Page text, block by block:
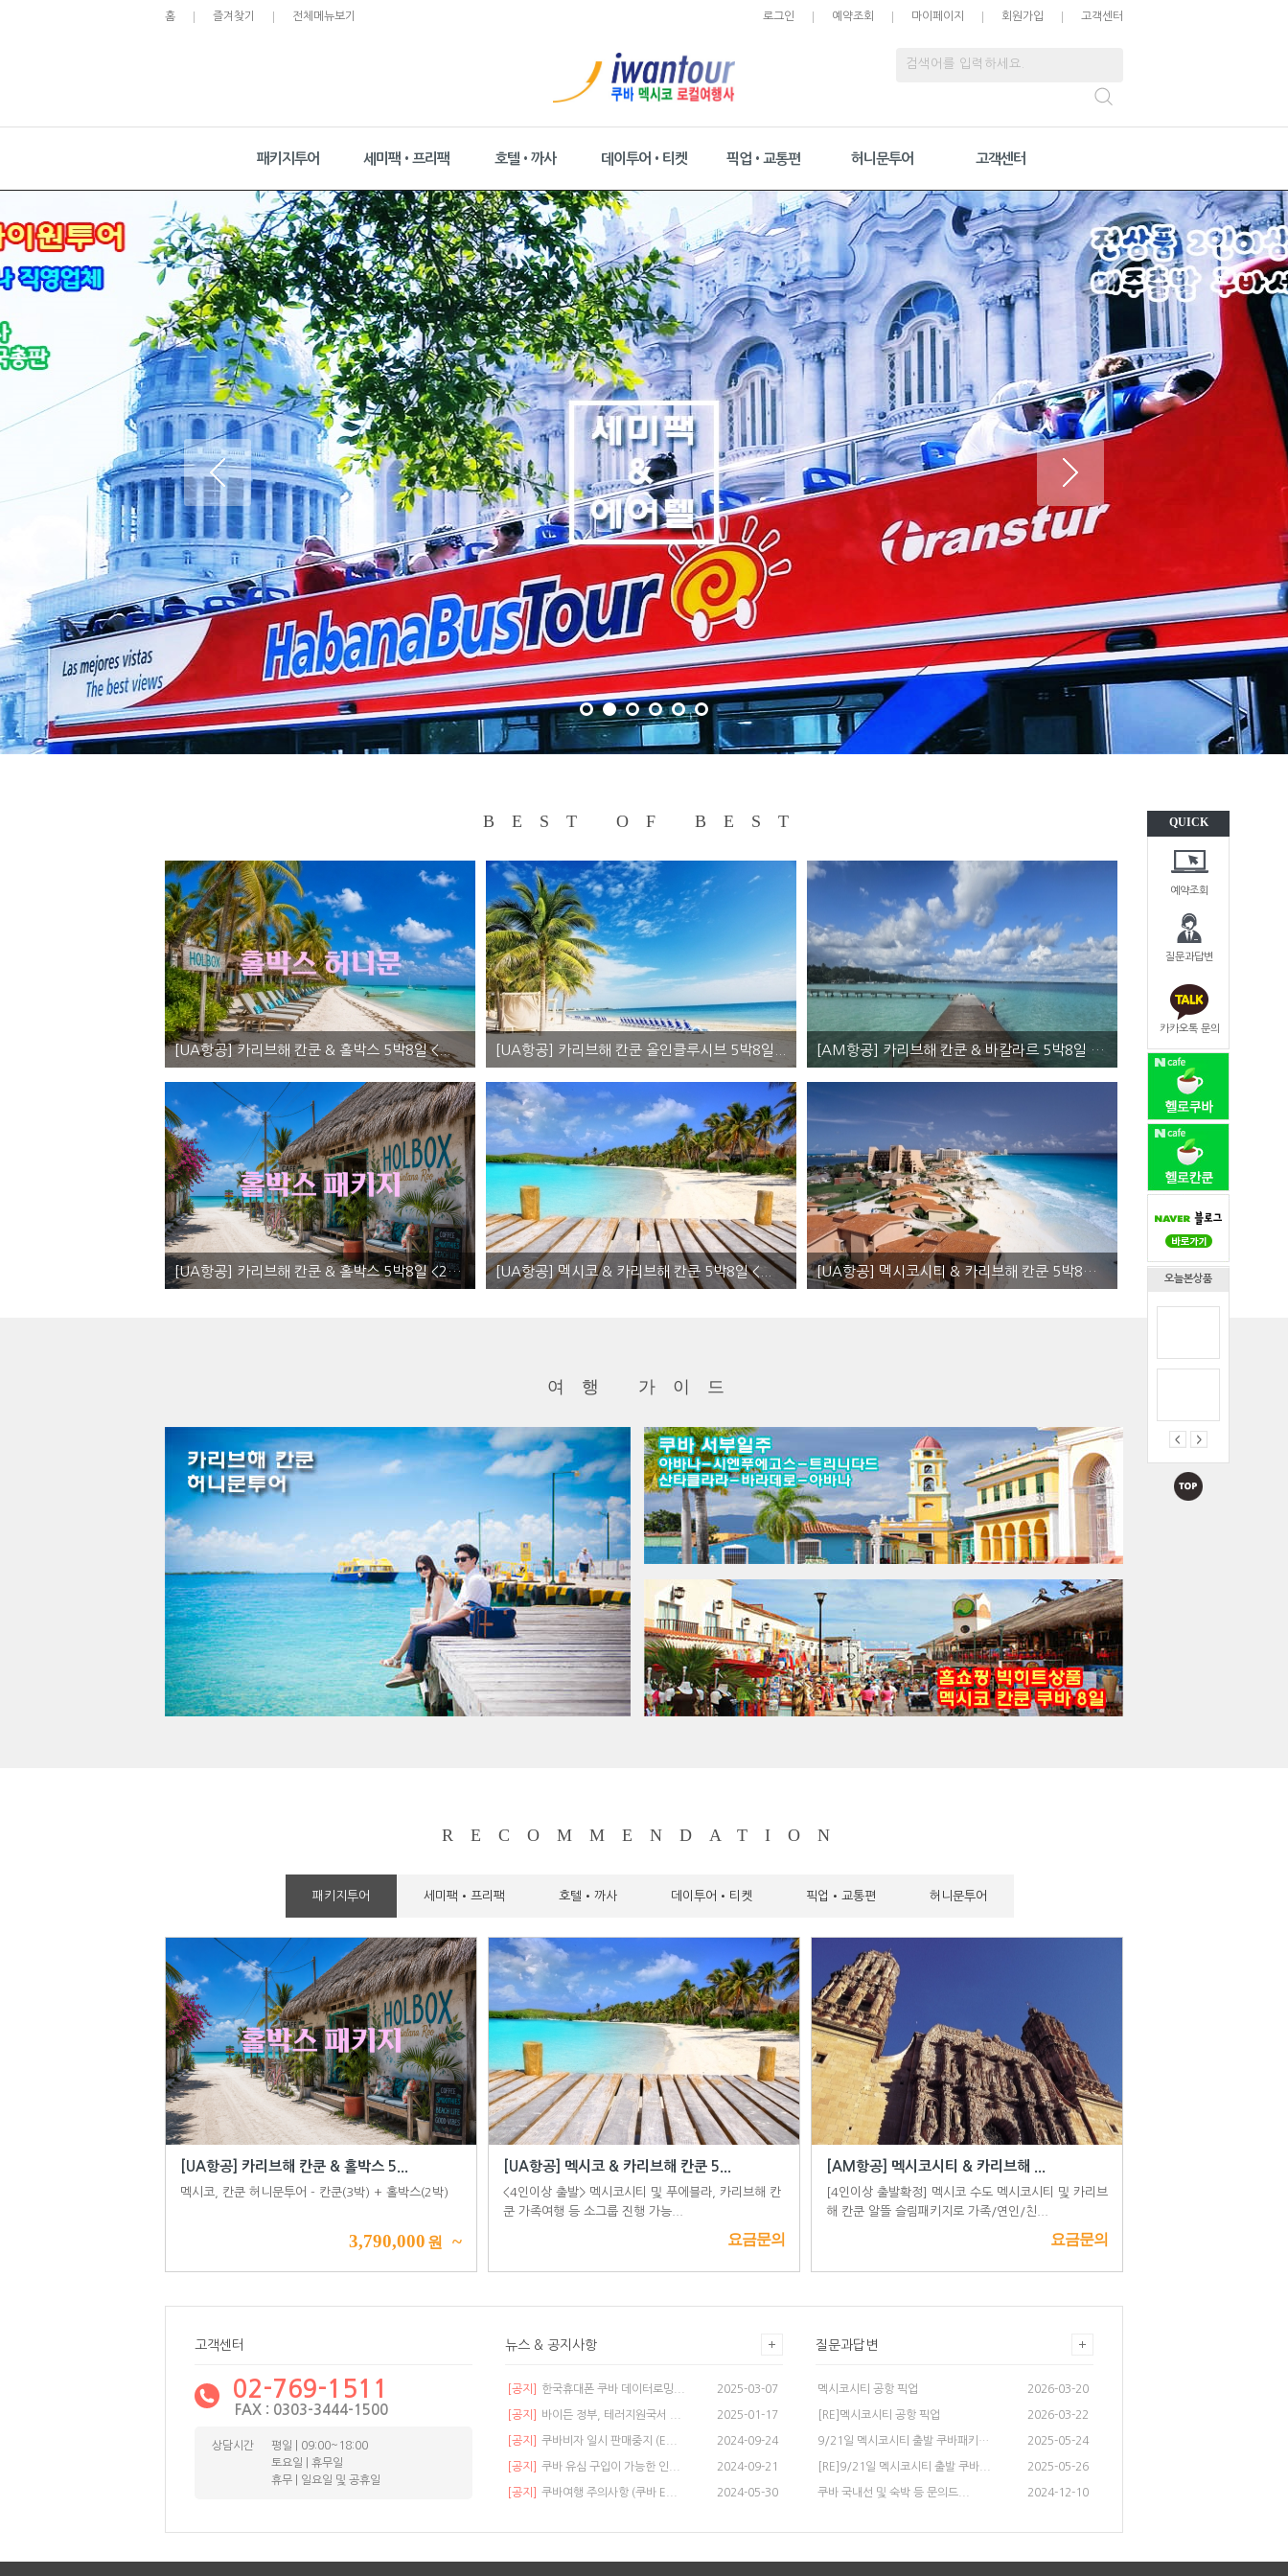
QUICK
예약조회
질문과답변
카카오톡 문의
오늘본상품
홈 즐겨찾기 전체메뉴보기 로그인 예약조회 마이페이지 회원가입 고객센터
패키지투어 세미팩•프리팩 호텔•까사 데이투어•티켓 픽업•교통편 허니문투어 고객센터
BEST OF BEST
[UA항공] 카리브해 칸쿤 & 홀박스 5박8일 <...
4,490,000원~
[UA항공] 카리브해 칸쿤 올인클루시브 5박8일...
요금문의
[AM항공] 카리브해 칸쿤 & 바칼라르 5박8일 <...
[UA항공] 카리브해 칸쿤 & 홀박스 5박8일 <2인... [UA항공] 멕시코 & 카리브해 칸쿤 5박8일 <... [UA항공] 멕시코시티 & 카리브해 칸쿤 5박8일 ...
여행 가이드
RECOMMENDATION
패키지투어 세미팩•프리팩 호텔•까사 데이투어•티켓 픽업•교통편 허니문투어
[UA항공] 카리브해 칸쿤 & 홀박스 5...
멕시코, 칸쿤 허니문투어 - 칸쿤(3박) + 홀박스(2박)
3,790,000 원 ~
[UA항공] 멕시코 & 카리브해 칸쿤 5...
<4인이상 출발> 멕시코시티 및 푸에블라, 카리브해 칸
쿤 가족여행 등 소그룹 진행 가능...
요금문의
[AM항공] 멕시코시티 & 카리브해 ...
[4인이상 출발확정] 멕시코 수도 멕시코시티 및 카리브
해 칸쿤 알뜰 슬림패키지로 가족/연인/친...
요금문의
고객센터
02-769-1511
FAX : 0303-3444-1500
상담시간
평일 | 09:00~18:00
토요일 | 휴무일
휴무 | 일요일 및 공휴일
뉴스 & 공지사항
[공지] 한국휴대폰 쿠바 데이터로밍... 2025-03-07
[공지] 바이든 정부, 테러지원국서 ... 2025-01-17
[공지] 쿠바비자 일시 판매중지 (E... 2024-09-24
[공지] 쿠바 유심 구입이 가능한 인... 2024-09-21
[공지] 쿠바여행 주의사항 (쿠바 E... 2024-05-30
질문과답변
멕시코시티 공항 픽업 2026-03-20
[RE]멕시코시티 공항 픽업 2026-03-22
9/21일 멕시코시티 출발 쿠바패키지... 2025-05-24
[RE]9/21일 멕시코시티 출발 쿠바... 2025-05-26
쿠바 국내선 및 숙박 등 문의드... 2024-12-10